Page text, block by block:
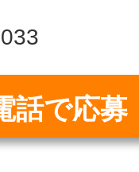
話で応募